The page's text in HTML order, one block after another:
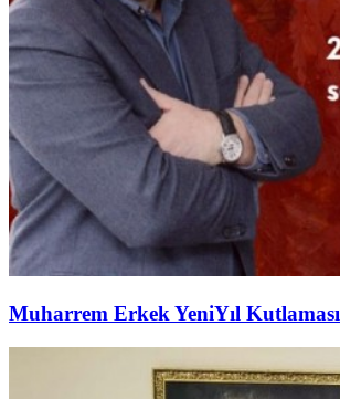
Muharrem Erkek YeniYıl Kutlaması